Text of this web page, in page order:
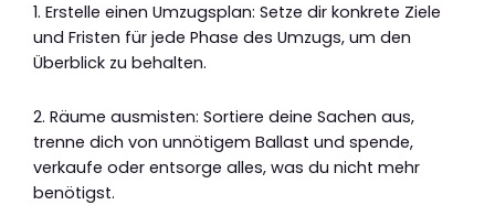
1. Erstelle einen Umzugsplan: Setze dir konkrete Ziele
und Fristen für jede Phase des Umzugs, um den
Überblick zu behalten.
2. Räume ausmisten: Sortiere deine Sachen aus,
trenne dich von unnötigem Ballast und spende,
verkaufe oder entsorge alles, was du nicht mehr
benötigst.